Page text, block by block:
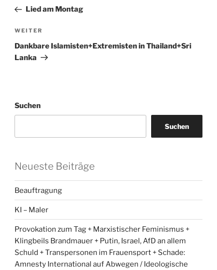
Beitrag
Lied am Montag
Nächster
Beitrag
WEITER
Dankbare Islamisten+Extremisten in Thailand+Sri
Lanka
Suchen
Suchen
Neueste Beiträge
Beauftragung
KI – Maler
Provokation zum Tag + Marxistischer Feminismus +
Klingbeils Brandmauer + Putin, Israel, AfD an allem
Schuld + Transpersonen im Frauensport + Schade:
Amnesty International auf Abwegen / Ideologische